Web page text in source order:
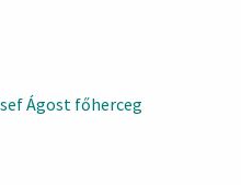
Ágost főherceg